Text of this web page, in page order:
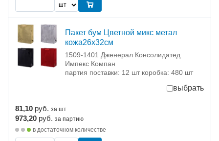
Пакет бум Цветной микс метал
кожа26х32см
1509-1401 Дженерал Консолидатед
Импекс Компан
партия поставки: 12 шт коробка: 480 шт
выбрать
81,10 руб. за шт
973,20 руб. за партию
в достаточном количестве